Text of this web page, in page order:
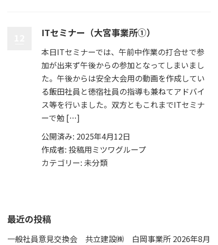
ITセミナー（大宮事業所①）
本日ITセミナーでは、午前中作業の打合せで参
加が出来ず午後からの参加となってしまいまし
た。午後からは安全大会用の動画を作成してい
る飯田社員と徳宿社員の指導も兼ねてアドバイ
ス等を行いました。双方ともこれまでITセミナ
ーで勉 […]
公開済み: 2025年4月12日
作成者: 投稿用ミツワグループ
カテゴリー: 未分類
最近の投稿
一般社員意見交換会 共立建設㈱ 白岡事業所 2026年8月